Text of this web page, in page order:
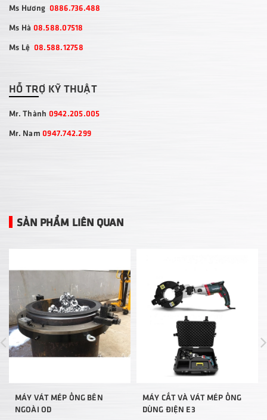
Ms Hương 0886.736.488
Ms Hà 08.588.07518
Ms Lệ 08.588.12758
HỖ TRỢ KỸ THUẬT
Mr. Thành 0942.205.005
Mr. Nam 0947.742.299
SẢN PHẨM LIÊN QUAN
MÁY VÁT MÉP ỐNG BÊN
NGOÀI OD
MÁY CẮT VÀ VÁT MÉP ỐNG
DÙNG ĐIỆN E3